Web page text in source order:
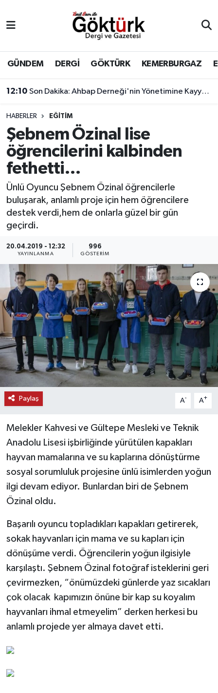
GÜNDEM DERGİ GÖKTÜRK KEMERBURGAZ
12:10 Son Dakika: Ahbap Derneği'nin Yönetimine Kayyum Atandı
HABERLER EĞİTİM
Şebnem Özinal lise
öğrencilerini kalbinden
fethetti…
Ünlü Oyuncu Şebnem Özinal öğrencilerle
buluşarak, anlamlı proje için hem öğrencilere
destek verdi,hem de onlarla güzel bir gün
geçirdi.
20.04.2019 - 12:32
YAYINLANMA
996
GÖSTERIM
Paylaş A- A+
Melekler Kahvesi ve Gültepe Mesleki ve Teknik
Anadolu Lisesi işbirliğinde yürütülen kapakları
hayvan mamalarına ve su kaplarına dönüştürme
sosyal sorumluluk projesine ünlü isimlerden yoğun
ilgi devam ediyor. Bunlardan biri de Şebnem
Özinal oldu.
Başarılı oyuncu topladıkları kapakları getirerek,
sokak hayvanları için mama ve su kapları için
dönüşüme verdi. Öğrencilerin yoğun ilgisiyle
karşılaştı. Şebnem Özinal fotoğraf isteklerini geri
çevirmezken, “önümüzdeki günlerde yaz sıcakları
çok olacak kapımızın önüne bir kap su koyalım
hayvanları ihmal etmeyelim” derken herkesi bu
anlamlı projede yer almaya davet etti.
BİLİM
DERGİ
DÜNYA
EĞİTİM
EKONOMİ
GÖKTÜRK
GÜNDEM
MAGAZİN
ÖZEL HABER
SAĞLIK
SPOR
TEKNOLOJİ
Eyüpsultan Hava Durumu
Eyüpsultan Trafik Yoğunluk Haritası
Süper Lig Puan Durumu ve Fikstür
Tüm Manşetler
Son Dakika Haberleri
Haber Arşivi